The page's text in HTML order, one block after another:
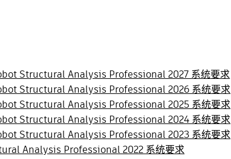
Structural Analysis Professional 2027 系统要求
Structural Analysis Professional 2026 系统要求
Structural Analysis Professional 2025 系统要求
Structural Analysis Professional 2024 系统要求
Structural Analysis Professional 2023 系统要求
Analysis Professional 2022 系统要求